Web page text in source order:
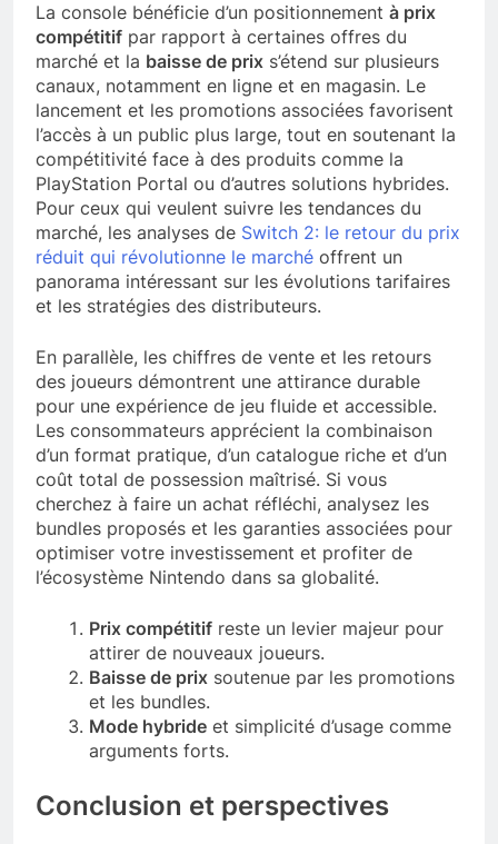
La console bénéficie d’un positionnement à prix
compétitif par rapport à certaines offres du
marché et la baisse de prix s’étend sur plusieurs
canaux, notamment en ligne et en magasin. Le
lancement et les promotions associées favorisent
l’accès à un public plus large, tout en soutenant la
compétitivité face à des produits comme la
PlayStation Portal ou d’autres solutions hybrides.
Pour ceux qui veulent suivre les tendances du
marché, les analyses de Switch 2: le retour du prix
réduit qui révolutionne le marché offrent un
panorama intéressant sur les évolutions tarifaires
et les stratégies des distributeurs.
En parallèle, les chiffres de vente et les retours
des joueurs démontrent une attirance durable
pour une expérience de jeu fluide et accessible.
Les consommateurs apprécient la combinaison
d’un format pratique, d’un catalogue riche et d’un
coût total de possession maîtrisé. Si vous
cherchez à faire un achat réfléchi, analysez les
bundles proposés et les garanties associées pour
optimiser votre investissement et profiter de
l’écosystème Nintendo dans sa globalité.
Prix compétitif reste un levier majeur pour
attirer de nouveaux joueurs.
Baisse de prix soutenue par les promotions
et les bundles.
Mode hybride et simplicité d’usage comme
arguments forts.
Conclusion et perspectives